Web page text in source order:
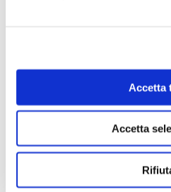
Accetta
Accetta